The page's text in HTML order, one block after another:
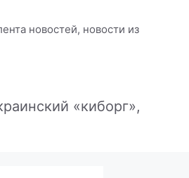
новостей, новости из
«киборг»,